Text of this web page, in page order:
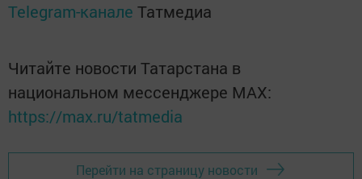
Telegram-канале Татмедиа
Читайте новости Татарстана в
национальном мессенджере MАХ:
https://max.ru/tatmedia
Перейти на страницу новости